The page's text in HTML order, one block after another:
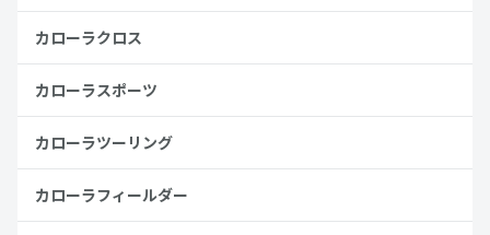
カローラクロス
カローラスポーツ
カローラツーリング
カローラフィールダー